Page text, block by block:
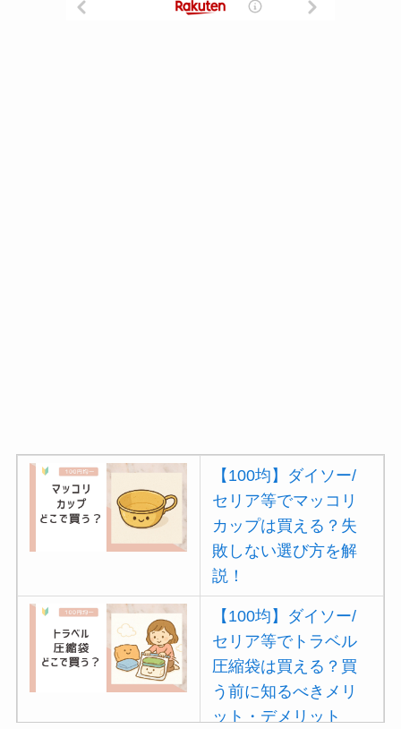
【100均】ダイソー/
セリア等でマッコリ
カップは買える？失
敗しない選び方を解
説！
【100均】ダイソー/
セリア等でトラベル
圧縮袋は買える？買
う前に知るべきメリ
ット・デメリット